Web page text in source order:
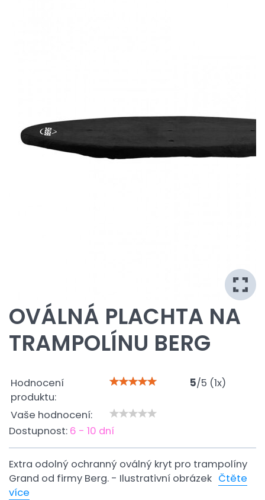
OVÁLNÁ PLACHTA NA
TRAMPOLÍNU BERG
Hodnocení
produktu:
5/5 (1x)
Vaše hodnocení:
Dostupnost: 6 - 10 dní
Extra odolný ochranný oválný kryt pro trampolíny
Grand od firmy Berg. - Ilustrativní obrázek Čtěte
více